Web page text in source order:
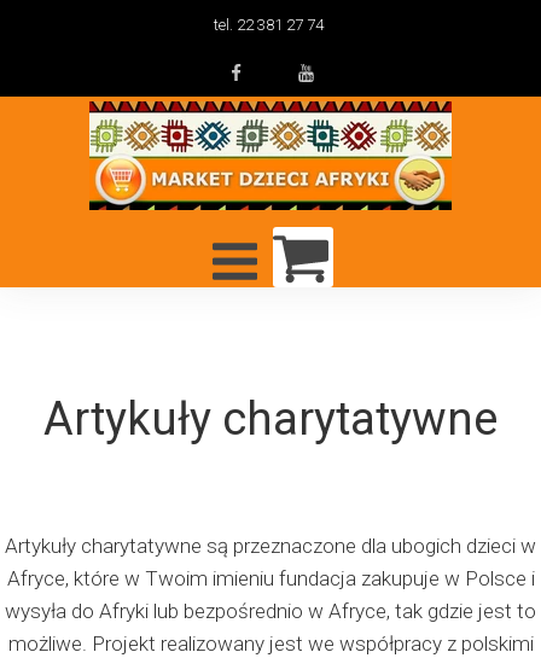
tel. 22 381 27 74
Artykuły charytatywne
Artykuły charytatywne są przeznaczone dla ubogich dzieci w
Afryce, które w Twoim imieniu fundacja zakupuje w Polsce i
wysyła do Afryki lub bezpośrednio w Afryce, tak gdzie jest to
możliwe. Projekt realizowany jest we współpracy z polskimi